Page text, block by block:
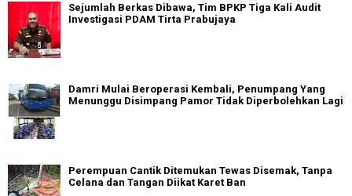
Sejumlah Berkas Dibawa, Tim BPKP Tiga Kali Audit
Investigasi PDAM Tirta Prabujaya
Damri Mulai Beroperasi Kembali, Penumpang Yang
Menunggu Disimpang Pamor Tidak Diperbolehkan Lagi
Perempuan Cantik Ditemukan Tewas Disemak, Tanpa
Celana dan Tangan Diikat Karet Ban